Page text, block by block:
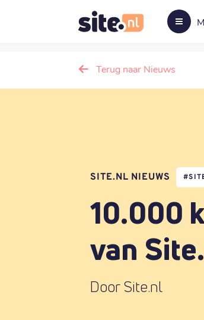
Terug naar Nieuws
SITE.NL NIEUWS #
10.000
van
Door Site.nl